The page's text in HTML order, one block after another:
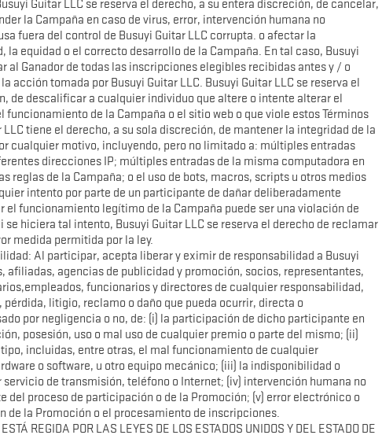
Guitar LLC se reserva el derecho, a su entera discreción, de cancelar,
la Campaña en caso de virus, error, intervención humana no
fuera del control de Busuyi Guitar LLC corrupta. o afectar la
la equidad o el correcto desarrollo de la Campaña. En tal caso, Busuyi
al Ganador de todas las inscripciones elegibles recibidas antes y / o
acción tomada por Busuyi Guitar LLC. Busuyi Guitar LLC se reserva el
de descalificar a cualquier individuo que altere o intente alterar el
funcionamiento de la Campaña o el sitio web o que viole estos Términos
tiene el derecho, a su sola discreción, de mantener la integridad de la
cualquier motivo, incluyendo, pero no limitado a: múltiples entradas
direcciones IP; múltiples entradas de la misma computadora en
reglas de la Campaña; o el uso de bots, macros, scripts u otros medios
intento por parte de un participante de dañar deliberadamente
el funcionamiento legítimo de la Campaña puede ser una violación de
se hiciera tal intento, Busuyi Guitar LLC se reserva el derecho de reclamar
medida permitida por la ley.
Al participar, acepta liberar y eximir de responsabilidad a Busuyi
afiliadas, agencias de publicidad y promoción, socios, representantes,
funcionarios y directores de cualquier responsabilidad,
litigio, reclamo o daño que pueda ocurrir, directa o
por negligencia o no, de: (i) la participación de dicho participante en
posesión, uso o mal uso de cualquier premio o parte del mismo; (ii)
incluidas, entre otras, el mal funcionamiento de cualquier
o software, u otro equipo mecánico; (iii) la indisponibilidad o
de transmisión, teléfono o Internet; (iv) intervención humana no
del proceso de participación o de la Promoción; (v) error electrónico o
de la Promoción o el procesamiento de inscripciones.
REGIDA POR LAS LEYES DE LOS ESTADOS UNIDOS Y DEL ESTADO DE